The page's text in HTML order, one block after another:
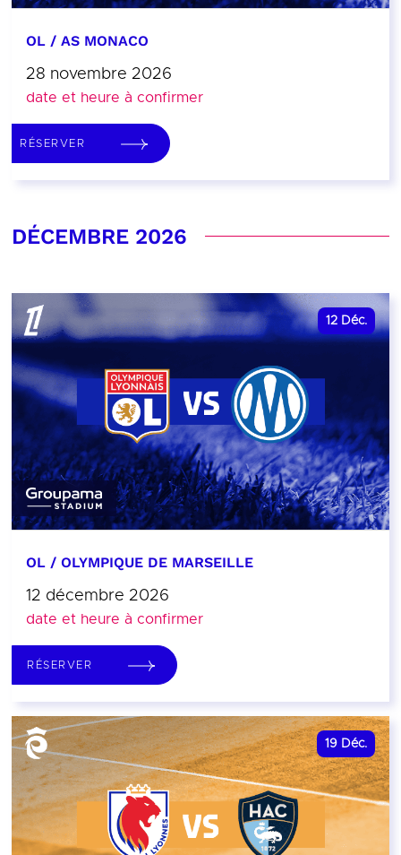
OL / AS MONACO
28 novembre 2026
date et heure à confirmer
RÉSERVER
DÉCEMBRE 2026
12 Déc.
OL / OLYMPIQUE DE MARSEILLE
12 décembre 2026
date et heure à confirmer
RÉSERVER
19 Déc.